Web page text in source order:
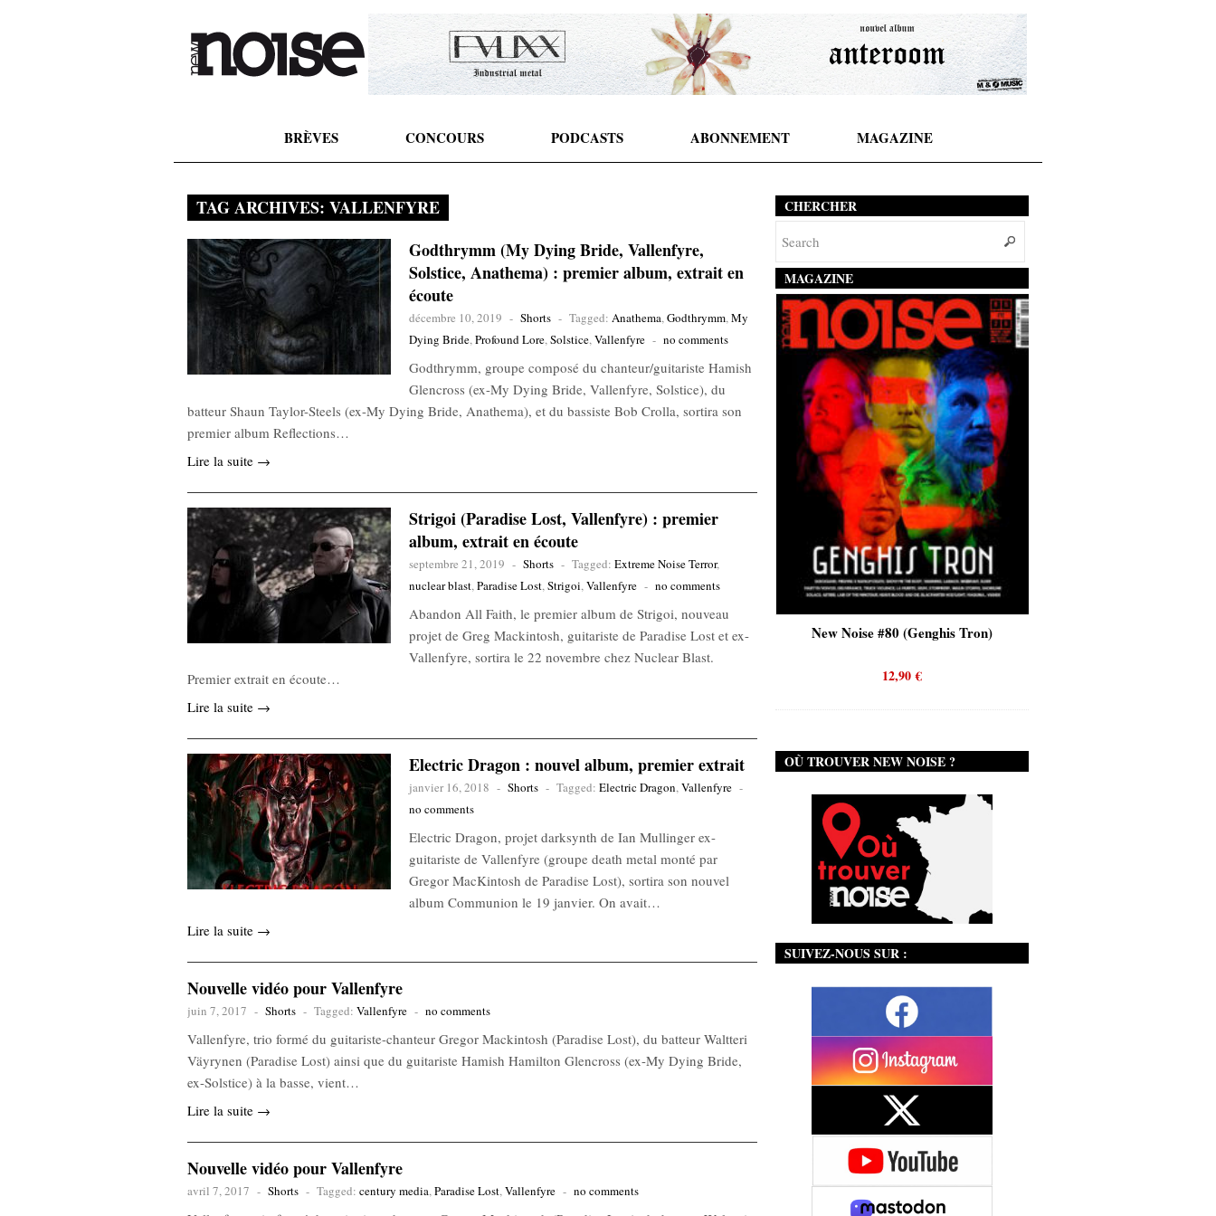
BRÈVES CONCOURS PODCASTS ABONNEMENT MAGAZINE
TAG ARCHIVES: VALLENFYRE
Godthrymm (My Dying Bride, Vallenfyre,
Solstice, Anathema) : premier album, extrait en
écoute
décembre 10, 2019 - Shorts - Tagged: Anathema,Godthrymm,My
Dying Bride,Profound Lore,Solstice,Vallenfyre - no comments
Godthrymm, groupe composé du chanteur/guitariste Hamish
Glencross (ex-My Dying Bride, Vallenfyre, Solstice), du
batteur Shaun Taylor-Steels (ex-My Dying Bride, Anathema), et du bassiste Bob Crolla, sortira son
premier album Reflections…
Lire la suite →
Strigoi (Paradise Lost, Vallenfyre) : premier
album, extrait en écoute
septembre 21, 2019 - Shorts - Tagged: Extreme Noise Terror,
nuclear blast,Paradise Lost,Strigoi,Vallenfyre - no comments
Abandon All Faith, le premier album de Strigoi, nouveau
projet de Greg Mackintosh, guitariste de Paradise Lost et ex-
Vallenfyre, sortira le 22 novembre chez Nuclear Blast.
Premier extrait en écoute…
Lire la suite →
Electric Dragon : nouvel album, premier extrait
janvier 16, 2018 - Shorts - Tagged: Electric Dragon,Vallenfyre -
no comments
Electric Dragon, projet darksynth de Ian Mullinger ex-
guitariste de Vallenfyre (groupe death metal monté par
Gregor MacKintosh de Paradise Lost), sortira son nouvel
album Communion le 19 janvier. On avait…
Lire la suite →
Nouvelle vidéo pour Vallenfyre
juin 7, 2017 - Shorts - Tagged: Vallenfyre - no comments
Vallenfyre, trio formé du guitariste-chanteur Gregor Mackintosh (Paradise Lost), du batteur Waltteri
Väyrynen (Paradise Lost) ainsi que du guitariste Hamish Hamilton Glencross (ex-My Dying Bride,
ex-Solstice) à la basse, vient…
Lire la suite →
Nouvelle vidéo pour Vallenfyre
avril 7, 2017 - Shorts - Tagged: century media,Paradise Lost,Vallenfyre - no comments
CHERCHER
MAGAZINE
New Noise #79 (Neurosis) New Noise #80 (Genghis Tron)
12,90€
OÙ TROUVER NEW NOISE ?
SUIVEZ-NOUS SUR :